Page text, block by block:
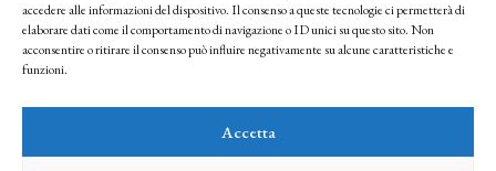
accedere alle informazioni del dispositivo. Il consenso a queste tecnologie ci permetterà di
elaborare dati come il comportamento di navigazione o ID unici su questo sito. Non
acconsentire o ritirare il consenso può influire negativamente su alcune caratteristiche e
funzioni.
Accetta
Facendo clic per iscriverti, riconosci che le tue informazioni saranno trattate
seguendo la nostra Privacy Policy
© 2025 Istituto Matteucci. All right reserved
l’autorizzazione scritta dei proprietari dei diritti e dell’Istituto Matteucci